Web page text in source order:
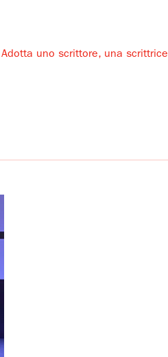
Adotta uno scrittore, una scrittrice